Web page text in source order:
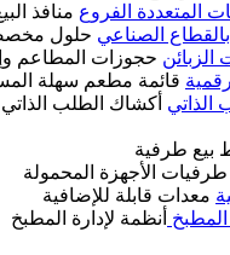
المتعددة الفروع منافذ
الصناعي حلول
الزبائن حجوزات المطاعم
قائمة مطعم سهلة
الذاتي أكشاك الطلب
بيع طرفية
طرفيات الأجهزة المحمولة
معدات قابلة للإضافية
المطبخ أنظمة لإدارة المطبخ